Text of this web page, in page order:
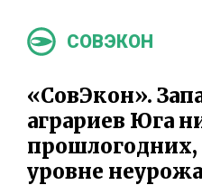
СОВЭКОН
«СовЭкон».
аграриев Юга
прошлогодних,
уровне